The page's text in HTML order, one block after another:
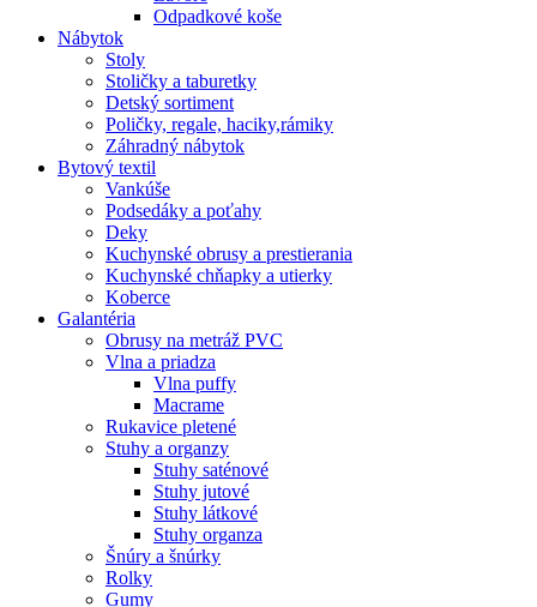
Odpadkové koše
Nábytok
Stoly
Stoličky a taburetky
Detský sortiment
Poličky, regale, haciky,rámiky
Záhradný nábytok
Bytový textil
Vankúše
Podsedáky a poťahy
Deky
Kuchynské obrusy a prestierania
Kuchynské chňapky a utierky
Koberce
Galantéria
Obrusy na metráž PVC
Vlna a priadza
Vlna puffy
Macrame
Rukavice pletené
Stuhy a organzy
Stuhy saténové
Stuhy jutové
Stuhy látkové
Stuhy organza
Šnúry a šnúrky
Rolky
Gumy